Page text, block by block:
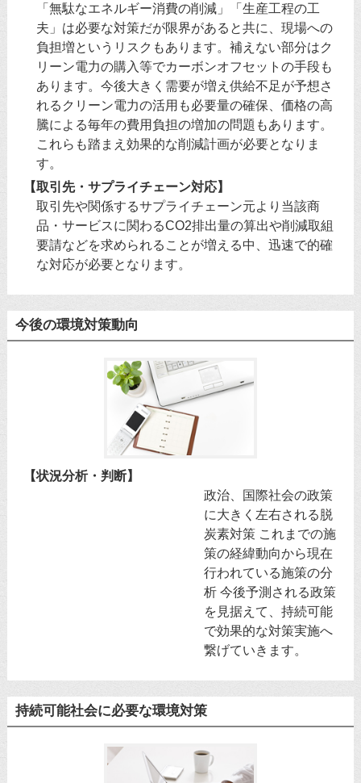
「無駄なエネルギー消費の削減」「生産工程の工
夫」は必要な対策だが限界があると共に、現場への
負担増というリスクもあります。補えない部分はク
リーン電力の購入等でカーボンオフセットの手段も
あります。今後大きく需要が増え供給不足が予想さ
れるクリーン電力の活用も必要量の確保、価格の高
騰による毎年の費用負担の増加の問題もあります。
これらも踏まえ効果的な削減計画が必要となりま
す。
【取引先・サプライチェーン対応】
取引先や関係するサプライチェーン元より当該商
品・サービスに関わるCO2排出量の算出や削減取組
要請などを求められることが増える中、迅速で的確
な対応が必要となります。
今後の環境対策動向
【状況分析・判断】
政治、国際社会の政策
に大きく左右される脱
炭素対策 これまでの施
策の経緯動向から現在
行われている施策の分
析 今後予測される政策
を見据えて、持続可能
で効果的な対策実施へ
繋げていきます。
持続可能社会に必要な環境対策